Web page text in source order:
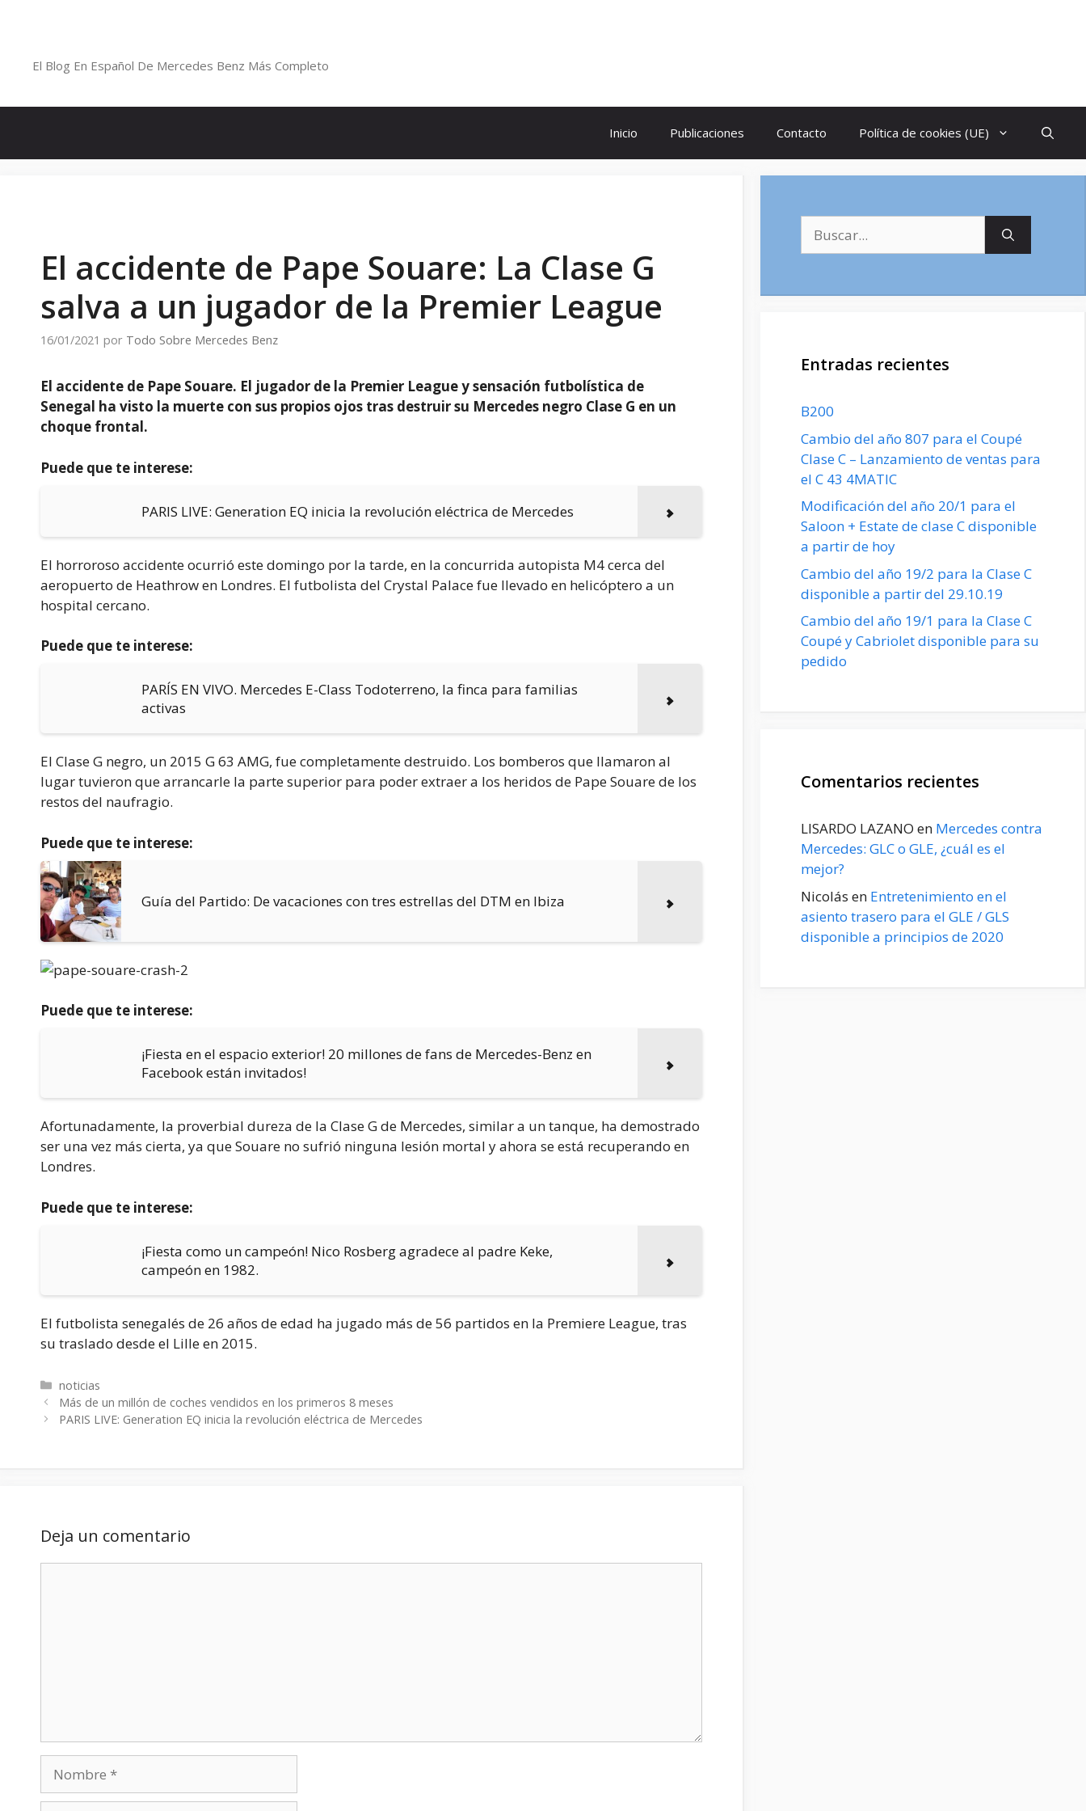
El Blog En Español De Mercedes Benz Más Completo
Inicio Publicaciones Contacto Política de cookies (UE)
El accidente de Pape Souare: La Clase G
salva a un jugador de la Premier League
16/01/2021 por Todo Sobre Mercedes Benz
El accidente de Pape Souare. El jugador de la Premier League y sensación futbolística de
Senegal ha visto la muerte con sus propios ojos tras destruir su Mercedes negro Clase G en un
choque frontal.
Puede que te interese:
PARIS LIVE: Generation EQ inicia la revolución eléctrica de Mercedes
El horroroso accidente ocurrió este domingo por la tarde, en la concurrida autopista M4 cerca del
aeropuerto de Heathrow en Londres. El futbolista del Crystal Palace fue llevado en helicóptero a un
hospital cercano.
Puede que te interese:
PARÍS EN VIVO. Mercedes E-Class Todoterreno, la finca para familias
activas
El Clase G negro, un 2015 G 63 AMG, fue completamente destruido. Los bomberos que llamaron al
lugar tuvieron que arrancarle la parte superior para poder extraer a los heridos de Pape Souare de los
restos del naufragio.
Puede que te interese:
Guía del Partido: De vacaciones con tres estrellas del DTM en Ibiza
Puede que te interese:
¡Fiesta en el espacio exterior! 20 millones de fans de Mercedes-Benz en
Facebook están invitados!
Afortunadamente, la proverbial dureza de la Clase G de Mercedes, similar a un tanque, ha demostrado
ser una vez más cierta, ya que Souare no sufrió ninguna lesión mortal y ahora se está recuperando en
Londres.
Puede que te interese:
¡Fiesta como un campeón! Nico Rosberg agradece al padre Keke,
campeón en 1982.
El futbolista senegalés de 26 años de edad ha jugado más de 56 partidos en la Premiere League, tras
su traslado desde el Lille en 2015.
Categorías
noticias
Más de un millón de coches vendidos en los primeros 8 meses
PARIS LIVE: Generation EQ inicia la revolución eléctrica de Mercedes
Deja un comentario
Entradas recientes
B200
Cambio del año 807 para el Coupé
Clase C – Lanzamiento de ventas para
el C 43 4MATIC
Modificación del año 20/1 para el
Saloon + Estate de clase C disponible
a partir de hoy
Cambio del año 19/2 para la Clase C
disponible a partir del 29.10.19
Cambio del año 19/1 para la Clase C
Coupé y Cabriolet disponible para su
pedido
Comentarios recientes
LISARDO LAZANO en Mercedes contra
Mercedes: GLC o GLE, ¿cuál es el
mejor?
Nicolás en Entretenimiento en el
asiento trasero para el GLE / GLS
disponible a principios de 2020